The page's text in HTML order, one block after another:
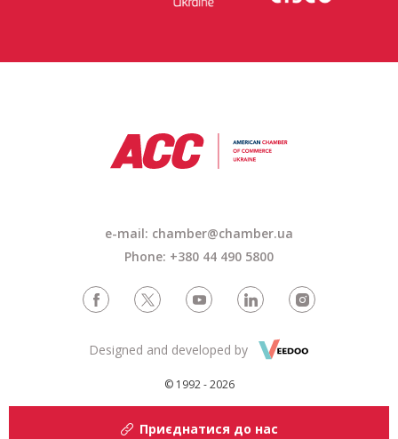
e-mail: chamber@chamber.ua
Phone: +380 44 490 5800
© 1992 - 2026
Designed and developed by
Приєднатися до нас